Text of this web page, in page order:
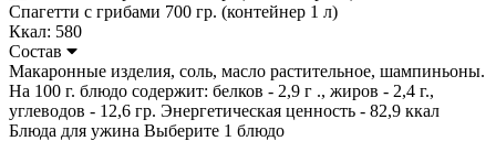
Спагетти с грибами 700 гр. (контейнер 1 л)
Ккал: 580
Состав
Макаронные изделия, соль, масло растительное, шампиньоны.
На 100 г. блюдо содержит: белков - 2,9 г ., жиров - 2,4 г.,
углеводов - 12,6 гр. Энергетическая ценность - 82,9 ккал
Блюда для ужина Выберите 1 блюдо